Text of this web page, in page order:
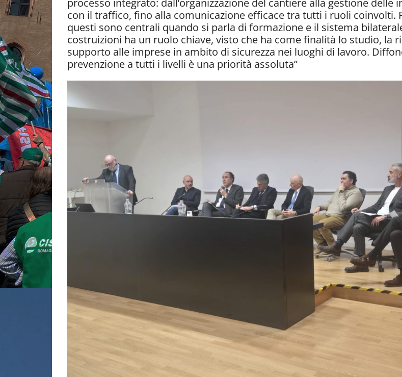
con il traffico, fino alla comunicazione efficace tra tutti i ruoli coinvolti.
questi sono centrali quando si parla di formazione e il sistema
costruizioni ha un ruolo chiave, visto che ha come finalità lo studio, la
supporto alle imprese in ambito di sicurezza nei luoghi di lavoro.
prevenzione a tutti i livelli è una priorità assoluta”